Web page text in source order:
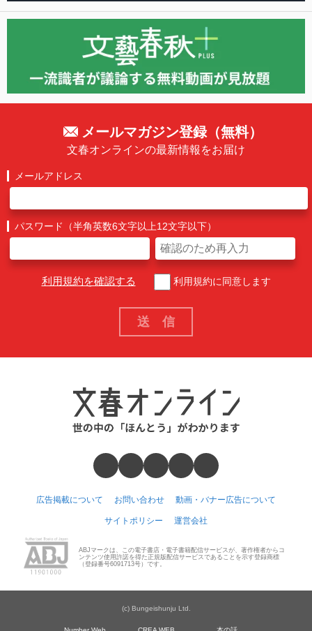
メールマガジン登録（無料）
文春オンラインの最新情報をお届け
メールアドレス
パスワード（半角英数6文字以上12文字以下）
利用規約を確認する 利用規約に同意します
広告掲載について お問い合わせ 動画・バナー広告について
サイトポリシー 運営会社
ABJマークは、この電子書店・電子書籍配信サービスが、著作権者からコ
ンテンツ使用許諾を得た正規版配信サービスであることを示す登録商標
（登録番号6091713号）です。
(c) Bungeishunju Ltd.